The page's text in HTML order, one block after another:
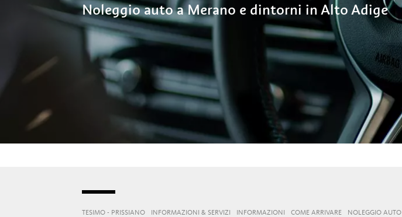
Noleggio auto a Merano e dintorni in Alto Adige
TESIMO - PRISSIANO INFORMAZIONI & SERVIZI INFORMAZIONI COME ARRIVARE NOLEGGIO AUTO